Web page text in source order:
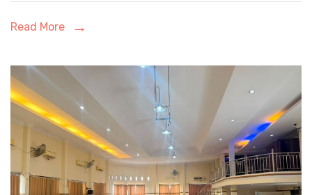
Read More